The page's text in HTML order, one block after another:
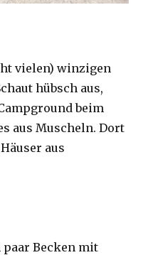
vielen) winzigen
hübsch aus,
beim
aus Muscheln. Dort
aus
paar Becken mit